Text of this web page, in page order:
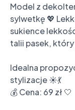
Model z
sylwetkę 💖
sukience
talii pasek,
Idealna
stylizacje ☀️💃
💰 Cena: 69 zł 🤍